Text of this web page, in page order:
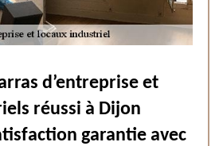
d’entreprise et
réussi à Dijon
garantie avec